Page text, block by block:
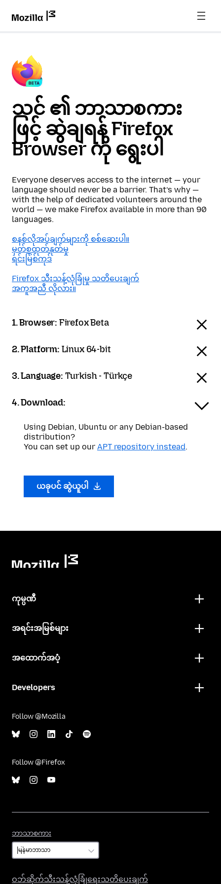
သင် ၏ ဘာသာစကား
ဖြင့် ဆွဲချရန် Firefox
Browser ကို ရွေးပါ
Everyone deserves access to the internet — your
language should never be a barrier. That’s why —
with the help of dedicated volunteers around the
world — we make Firefox available in more than 90
languages.
စနစ်လိုအပ်ချက်များကို စစ်ဆေးပါ။
မှတ်စုထုတ်နုတ်မှု
ရင်းမြစ်ကုဒ်
Firefox သီးသန့်လုံခြုံမှု သတိပေးချက်
အကူအညီ လိုလား။
1. Browser: Firefox Beta
2. Platform: Linux 64-bit
3. Language: Turkish - Türkçe
4. Download:
Using Debian, Ubuntu or any Debian-based
distribution?
You can set up our APT repository instead.
ယခုပင် ဆွဲယူပါ
ကုမ္ပဏီ
အရင်းအမြစ်များ
အထောက်အပံ့
Developers
Follow @Mozilla
Follow @Firefox
ဘာသာစကား
ဝဘ်ဆိုက်သီးသန့်လုံခြုံရေးသတိပေးချက်